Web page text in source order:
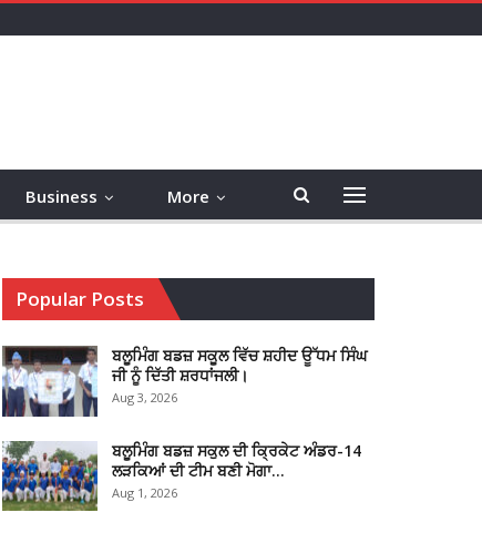
Business More
Popular Posts
ਬਲੂਮਿੰਗ ਬਡਜ਼ ਸਕੂਲ ਵਿੱਚ ਸ਼ਹੀਦ ਊੱਧਮ ਸਿੰਘ
ਜੀ ਨੂੰ ਦਿੱਤੀ ਸ਼ਰਧਾਂਜਲੀ।
Aug 3, 2026
ਬਲੂਮਿੰਗ ਬਡਜ਼ ਸਕੁਲ ਦੀ ਕ੍ਰਿਕੇਟ ਅੰਡਰ-14
ਲੜਕਿਆਂ ਦੀ ਟੀਮ ਬਣੀ ਮੋਗਾ…
Aug 1, 2026